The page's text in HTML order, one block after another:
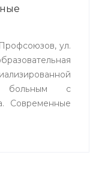
ул.
больным с
Современные